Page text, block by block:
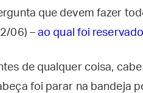
que devem fazer
06) – ao qual foi
de qualquer coisa,
foi parar na bandeja